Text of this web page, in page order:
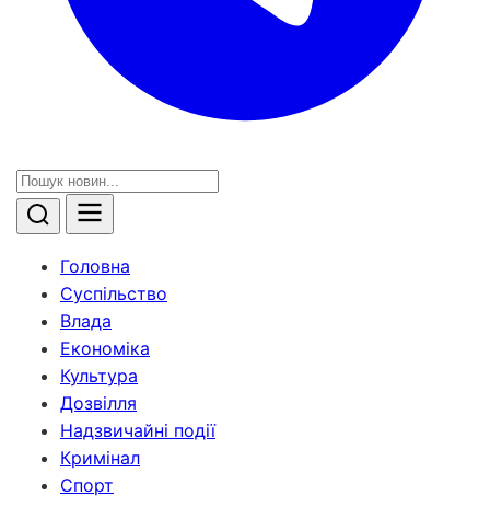
Головна
Суспільство
Влада
Економіка
Культура
Дозвілля
Надзвичайні події
Кримінал
Спорт